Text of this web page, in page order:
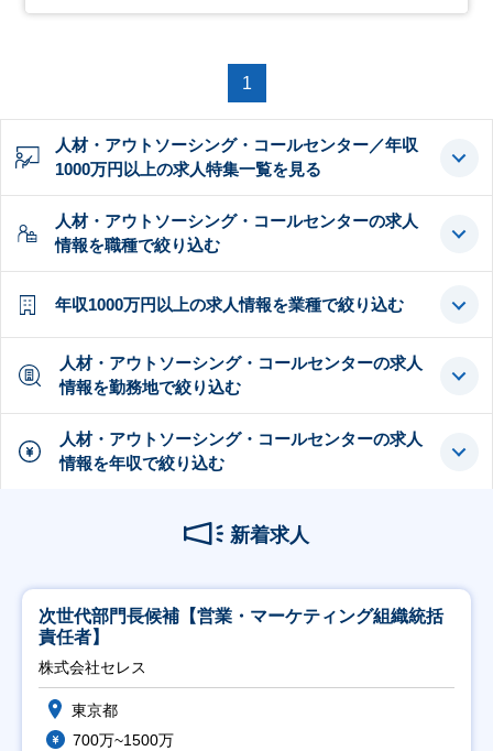
1
人材・アウトソーシング・コールセンター／年収
1000万円以上の求人特集一覧を見る
人材・アウトソーシング・コールセンターの求人
情報を職種で絞り込む
年収1000万円以上の求人情報を業種で絞り込む
人材・アウトソーシング・コールセンターの求人
情報を勤務地で絞り込む
人材・アウトソーシング・コールセンターの求人
情報を年収で絞り込む
新着求人
次世代部門長候補【営業・マーケティング組織統括
責任者】
株式会社セレス
東京都
700万~1500万